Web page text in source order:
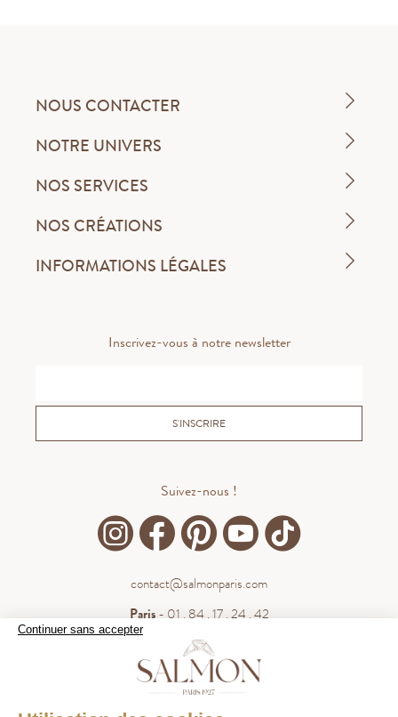
Continuer sans accepter
WHATSAPP
NOUS CONTACTER
NOTRE UNIVERS
NOS SERVICES
NOS CRÉATIONS
INFORMATIONS LÉGALES
Inscrivez-vous à notre newsletter
S'INSCRIRE
Suivez-nous !
contact@salmonparis.com
Paris- 01 . 84 . 17 . 24 . 42
- 05 . 35 . 54 . 45 . 53
WhatsApp- 07 . 81 . 63 . 76 . 57